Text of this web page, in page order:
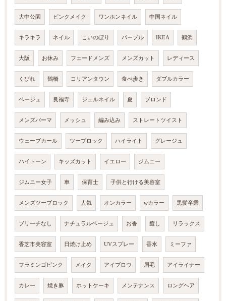
大中公園 ピンクメイク ワンホンネイル 中国ネイル
キラキラ ネイル こいのぼり パープル IKEA 鶴浜
大阪 お休み フェードメンズ メンズカット レディース
くびれ 鶴橋 コリアンタウン 食べ歩き ダブルカラー
ベージュ 良福寺 ジェルネイル 夏 ブロンド
メンズパーマ メッシュ 編み込み ストレートツイスト
ウェーブカール ツーブロック ハイライト グレージュ
ハイトーン キッズカット イエロー ジムニー
ジムニー女子 車 保育士 子供と行ける美容室
メンズツーブロック 人気 オンカラー wカラー 黒髪卒業
ブリーチなし ナチュラルベージュ お香 癒し リラックス
香芝市美容室 日焼け止め UVスプレー 香水 ミーファ
フラミンゴピンク メイク アイブロウ 眉毛 アイライナー
カレー 焼き豚 ホットケーキ メンテナンス ロングヘア